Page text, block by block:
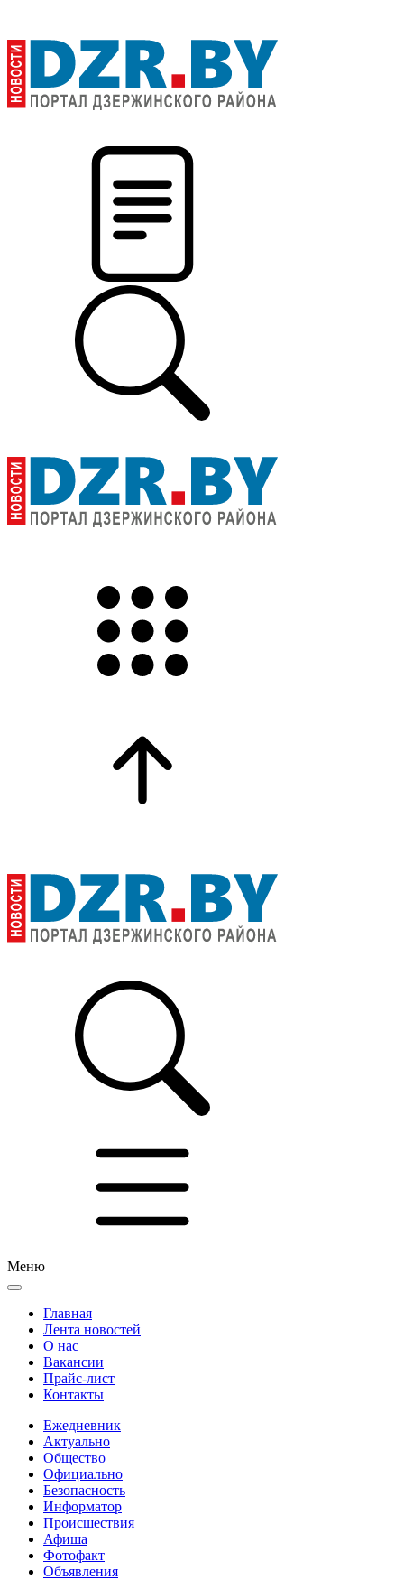
Меню
Главная
Лента новостей
О нас
Вакансии
Прайс-лист
Контакты
Ежедневник
Актуально
Общество
Официально
Безопасность
Информатор
Происшествия
Афиша
Фотофакт
Объявления